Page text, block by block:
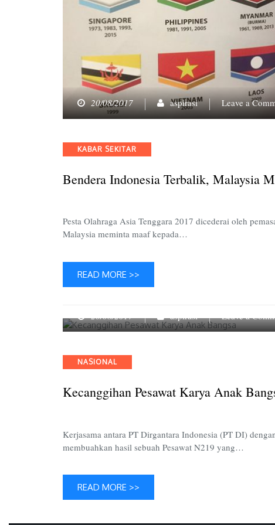
20/08/2017 aspirasi Leave a
Categories
KABAR SEKITAR
Bendera Indonesia Terbalik, Malaysia
Pesta Olahraga Asia Tenggara 2017 dicederai oleh
Malaysia meminta maaf kepada…
READ MORE >>
20/08/2017 aspirasi Leave a
Categories
NASIONAL
Kecanggihan Pesawat Karya Anak
Kerjasama antara PT Dirgantara Indonesia (PT DI)
membuahkan hasil sebuah Pesawat N219 yang…
READ MORE >>